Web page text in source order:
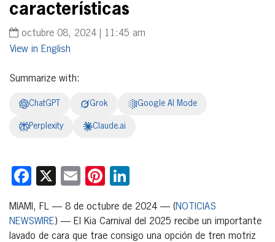
características
octubre 08, 2024 | 11:45 am
English
Summarize with:
ChatGPT Grok Google AI Mode
Perplexity Claude.ai
Facebook
X EmailPinterest
MIAMI, FL — 8 de octubre de 2024 — (NOTICIAS
NEWSWIRE) — El Kia Carnival del 2025 recibe un importante
lavado de cara que trae consigo una opción de tren motriz